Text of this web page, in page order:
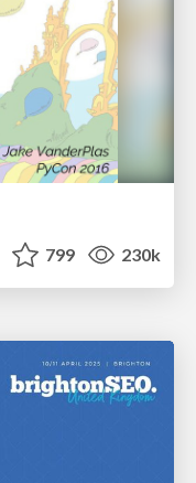
799 230k